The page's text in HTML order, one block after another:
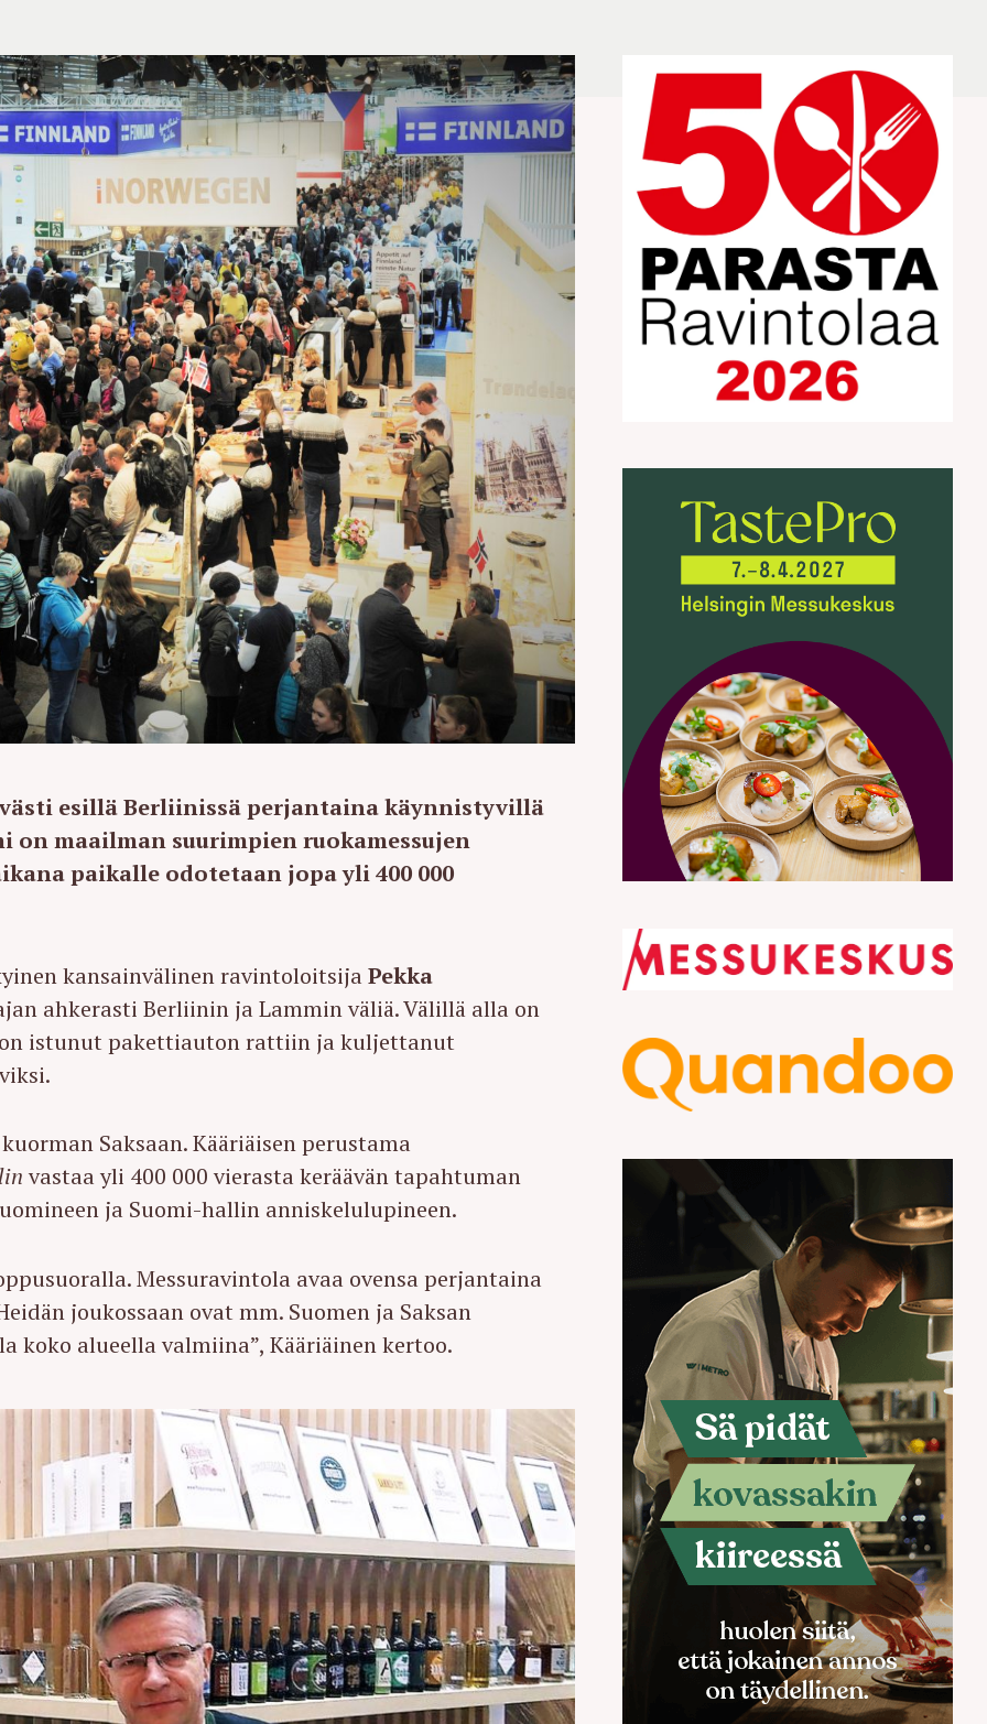
esillä Berliinissä perjantaina käynnistyvillä
on maailman suurimpien ruokamessujen
paikalle odotetaan jopa yli 400 000
kansainvälinen ravintoloitsijaPekka
ahkerasti Berliinin ja Lammin väliä. Välillä alla on
istunut pakettiauton rattiin ja kuljettanut
Saksaan. Kääriäisen perustama
vastaa yli 400 000 vierasta keräävän tapahtuman
ja Suomi-hallin anniskelulupineen.
Messuravintola avaa ovensa perjantaina
joukossaan ovat mm. Suomen ja Saksan
alueella valmiina”, Kääriäinen kertoo.